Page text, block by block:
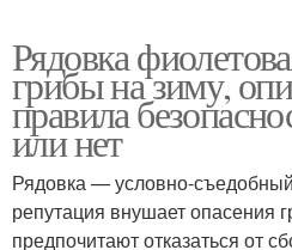
Рядовка
грибы на зиму,
правила
или нет
Рядовка — условно-
репутация внушает опасения
предпочитают отказаться от